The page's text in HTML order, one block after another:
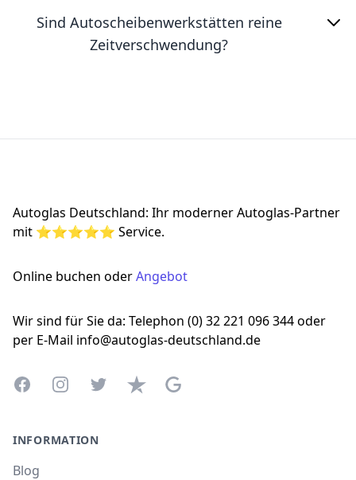
Sind Autoscheibenwerkstätten reine
Zeitverschwendung?
Autoglas Deutschland: Ihr moderner Autoglas-Partner
mit ⭐⭐⭐⭐⭐ Service.
Online buchen oderAngebot
Wir sind für Sie da: Telephon (0) 32 221 096 344 oder
per E-Mail info@autoglas-deutschland.de
FacebookInstagramTwitterTrustpilotGoogle Business Profile
INFORMATION
Blog